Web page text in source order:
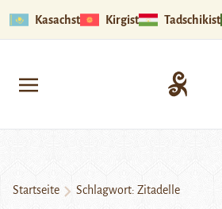
Kasachstan Kirgistan
Startseite Schlagwort: Zitadelle